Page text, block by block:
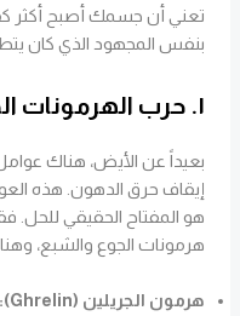
تعني أن جسمك أصبح أكثر
بنفس المجهود الذي كان
١. حرب الهرمونات الداخلية: الجوع والشبع
بعيداً عن الأيض، هناك
إيقاف حرق الدهون. هذه
هو المفتاح الحقيقي للحل.
هرمونات الجوع والشبع، وهنا
هرمون الجريلين (Ghrelin):